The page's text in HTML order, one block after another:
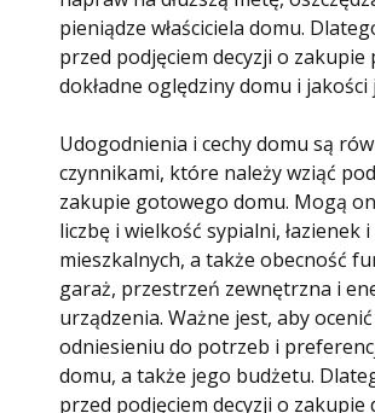
pieniądze właściciela domu.
przed podjęciem decyzji o
dokładne oględziny domu i
Udogodnienia i cechy domu są
czynnikami, które należy wziąć
zakupie gotowego domu. Mogą
liczbę i wielkość sypialni, łazienek
mieszkalnych, a także obecność
garaż, przestrzeń zewnętrzna i
urządzenia. Ważne jest, aby
odniesieniu do potrzeb i
domu, a także jego budżetu.
przed podjęciem decyzji o zakupie